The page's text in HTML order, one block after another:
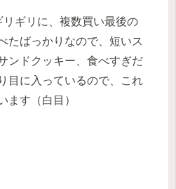
ギリに、複数買い最後の
たばっかりなので、短いス
ンドクッキー、食べすぎだ
目に入っているので、これ
ます（白目）